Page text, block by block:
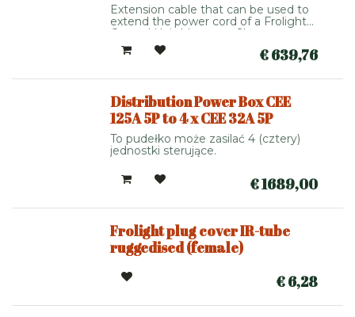
Extension cable that can be used to
extend the power cord of a Frolight
Control Unit Master or Slave
€639,76
Distribution Power Box CEE
125A 5P to 4 x CEE 32A 5P
To pudełko może zasilać 4 (cztery)
jednostki sterujące.
€1689,00
Frolight plug cover IR-tube
ruggedised (female)
€6,28